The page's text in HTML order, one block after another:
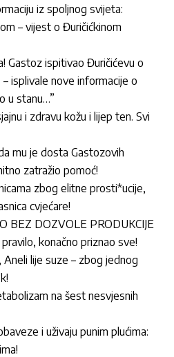
iz spoljnog svijeta:
– vijest o Đuričićkinom
Gastoz ispitivao Đuričićevu o
isplivale nove informacije o
u stanu…”
i zdravu kožu i lijep ten. Svi
mu je dosta Gastozovih
zatražio pomoć!
zbog elitne prosti*ucije,
cvjećare!
BEZ DOZVOLE PRODUKCIJE
konačno priznao sve!
Aneli lije suze – zbog jednog
na šest nesvjesnih
i uživaju punim plućima: